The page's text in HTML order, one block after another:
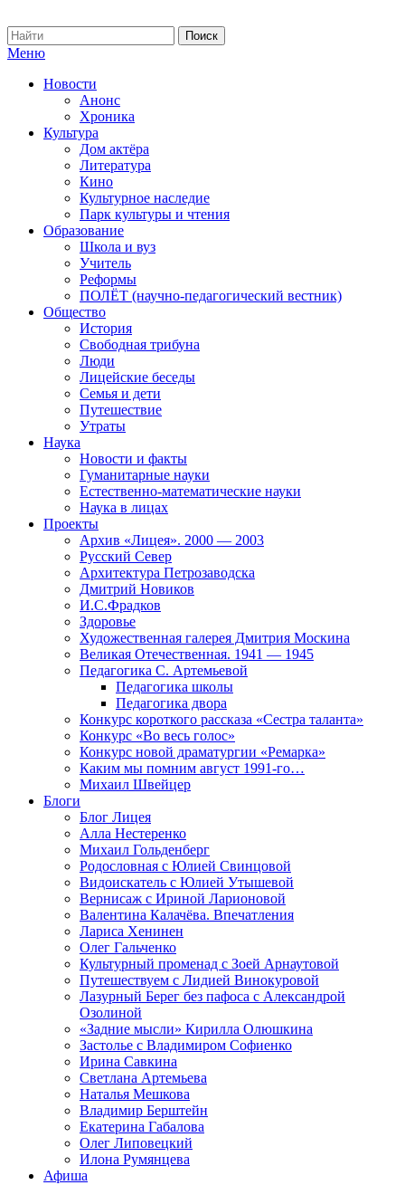
Меню
Новости
Анонс
Хроника
Культура
Дом актёра
Литература
Кино
Культурное наследие
Парк культуры и чтения
Образование
Школа и вуз
Учитель
Реформы
ПОЛЁТ (научно-педагогический вестник)
Общество
История
Свободная трибуна
Люди
Лицейские беседы
Семья и дети
Путешествие
Утраты
Наука
Новости и факты
Гуманитарные науки
Естественно-математические науки
Наука в лицах
Проекты
Архив «Лицея». 2000 — 2003
Русский Север
Архитектура Петрозаводска
Дмитрий Новиков
И.С.Фрадков
Здоровье
Художественная галерея Дмитрия Москина
Великая Отечественная. 1941 — 1945
Педагогика С. Артемьевой
Педагогика школы
Педагогика двора
Конкурс короткого рассказа «Сестра таланта»
Конкурс «Во весь голос»
Конкурс новой драматургии «Ремарка»
Каким мы помним август 1991-го…
Михаил Швейцер
Блоги
Блог Лицея
Алла Нестеренко
Михаил Гольденберг
Родословная с Юлией Свинцовой
Видоискатель с Юлией Утышевой
Вернисаж с Ириной Ларионовой
Валентина Калачёва. Впечатления
Лариса Хенинен
Олег Гальченко
Культурный променад с Зоей Арнаутовой
Путешествуем с Лидией Винокуровой
Лазурный Берег без пафоса с Александрой
Озолиной
«Задние мысли» Кирилла Олюшкина
Застолье с Владимиром Софиенко
Ирина Савкина
Светлана Артемьева
Наталья Мешкова
Владимир Берштейн
Екатерина Габалова
Олег Липовецкий
Илона Румянцева
Афиша